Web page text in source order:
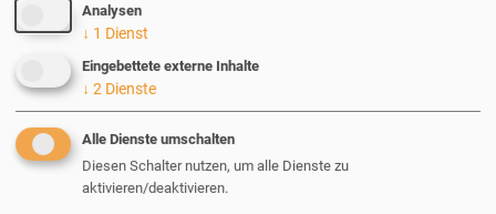
Die Bedeutung von Drupal
Sicherheitsupdates: ein Rumpf ohne
Leck
as sind Drupal Sicherheitsupdates? Wann
Analysen
↓ 1 Dienst
Eingebettete externe Inhalte
↓ 2 Dienste
Alle Dienste umschalten
Diesen Schalter nutzen, um alle Dienste zu
aktivieren/deaktivieren.